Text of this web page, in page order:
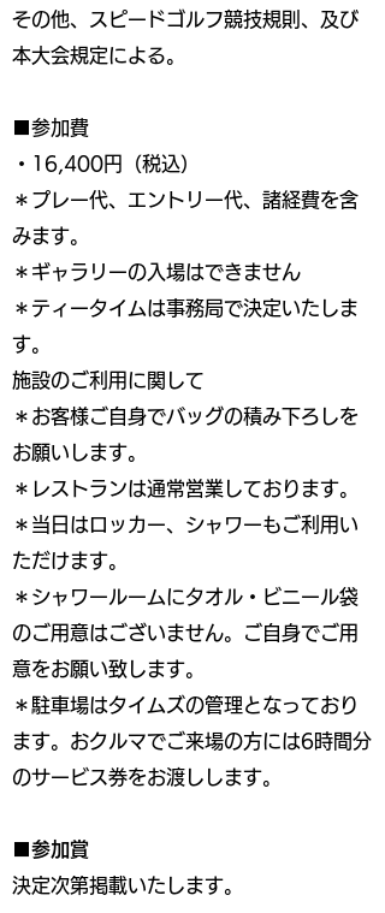
その他、スピードゴルフ競技規則、及び
本大会規定による。
■参加費
・16,400円（税込）
＊プレー代、エントリー代、諸経費を含
みます。
＊ギャラリーの入場はできません
＊ティータイムは事務局で決定いたしま
す。
施設のご利用に関して
＊お客様ご自身でバッグの積み下ろしを
お願いします。
＊レストランは通常営業しております。
＊当日はロッカー、シャワーもご利用い
ただけます。
＊シャワールームにタオル・ビニール袋
のご用意はございません。ご自身でご用
意をお願い致します。
＊駐車場はタイムズの管理となっており
ます。おクルマでご来場の方には6時間分
のサービス券をお渡しします。
■参加賞
決定次第掲載いたします。